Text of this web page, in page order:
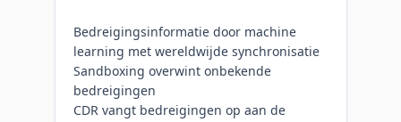
Bedreigingsinformatie door machine
learning met wereldwijde synchronisatie
Sandboxing overwint onbekende
bedreigingen
CDR vangt bedreigingen op aan de